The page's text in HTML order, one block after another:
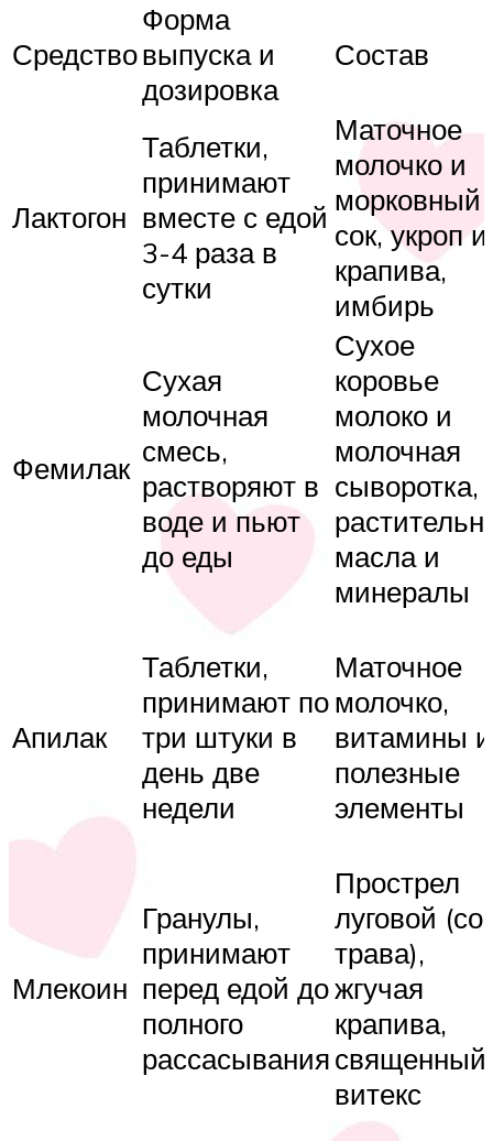
Средство
Форма
выпуска и
дозировка
Состав
Лактогон
Таблетки,
принимают
вместе с едой
3-4 раза в
сутки
Маточное
молочко и
морковный
сок, укроп и
крапива,
имбирь
Фемилак
Сухая
молочная
смесь,
растворяют в
воде и пьют
до еды
Сухое
коровье
молоко и
молочная
сыворотка,
масла и
минералы
Апилак
Таблетки,
принимают по
три штуки в
день две
недели
Маточное
молочко,
витамины и
полезные
элементы
Млекоин
Гранулы,
принимают
перед едой до
полного
рассасывания
Прострел
луговой
трава),
жгучая
крапива,
священный
витекс